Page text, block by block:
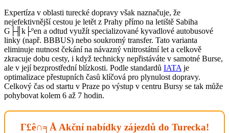
Expertíza v oblasti turecké dopravy však naznačuje, že
nejefektivnější cestou je letět z Prahy přímo na letiště Sabiha
G├╢k├ºen a odtud využít specializované kyvadlové autobusové
linky (např. BBBUS) nebo soukromý transfer. Tato varianta
eliminuje nutnost čekání na návazný vnitrostátní let a celkově
zkracuje dobu cesty, i když technicky nepřistáváte v samotné Burse,
ale v její bezprostřední blízkosti. Podle standardů IATA je
optimalizace přestupních časů klíčová pro plynulost dopravy.
Celkový čas od startu v Praze po výstup v centru Bursy se tak může
pohybovat kolem 6 až 7 hodin.
Γ£ê∩╕Å Akční nabídky zájezdů do Turecka!